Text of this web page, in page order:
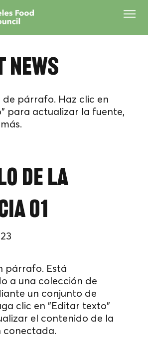
News
párrafo. Haz clic en
para actualizar la fuente,
de la
01
párrafo. Está
a una colección de
un conjunto de
clic en "Editar texto"
el contenido de la
conectada.